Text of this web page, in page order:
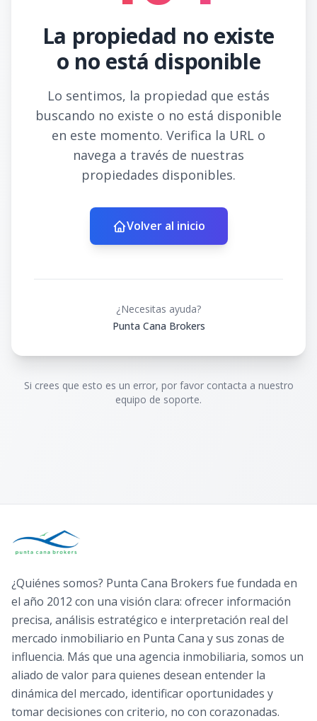
La propiedad no existe
o no está disponible
Lo sentimos, la propiedad que estás
buscando no existe o no está disponible
en este momento. Verifica la URL o
navega a través de nuestras
propiedades disponibles.
Volver al inicio
¿Necesitas ayuda?
Punta Cana Brokers
Si crees que esto es un error, por favor contacta a nuestro
equipo de soporte.
¿Quiénes somos? Punta Cana Brokers fue fundada en
el año 2012 con una visión clara: ofrecer información
precisa, análisis estratégico e interpretación real del
mercado inmobiliario en Punta Cana y sus zonas de
influencia. Más que una agencia inmobiliaria, somos un
aliado de valor para quienes desean entender la
dinámica del mercado, identificar oportunidades y
tomar decisiones con criterio, no con corazonadas.